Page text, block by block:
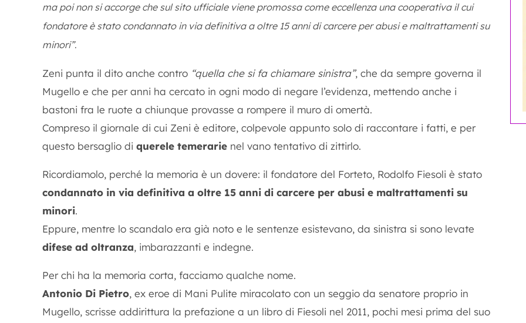
ma poi non si accorge che sul sito ufficiale viene promossa come eccellenza una cooperativa il cui
fondatore è stato condannato in via definitiva a oltre 15 anni di carcere per abusi e maltrattamenti su
minori”.
Zeni punta il dito anche contro “quella che si fa chiamare sinistra”, che da sempre governa il
Mugello e che per anni ha cercato in ogni modo di negare l’evidenza, mettendo anche i
bastoni fra le ruote a chiunque provasse a rompere il muro di omertà.
Compreso il giornale di cui Zeni è editore, colpevole appunto solo di raccontare i fatti, e per
questo bersaglio di querele temerarie nel vano tentativo di zittirlo.
Ricordiamolo, perché la memoria è un dovere: il fondatore del Forteto, Rodolfo Fiesoli è stato
condannato in via definitiva a oltre 15 anni di carcere per abusi e maltrattamenti su
minori.
Eppure, mentre lo scandalo era già noto e le sentenze esistevano, da sinistra si sono levate
difese ad oltranza, imbarazzanti e indegne.
Per chi ha la memoria corta, facciamo qualche nome.
Antonio Di Pietro, ex eroe di Mani Pulite miracolato con un seggio da senatore proprio in
Mugello, scrisse addirittura la prefazione a un libro di Fiesoli nel 2011, pochi mesi prima del suo